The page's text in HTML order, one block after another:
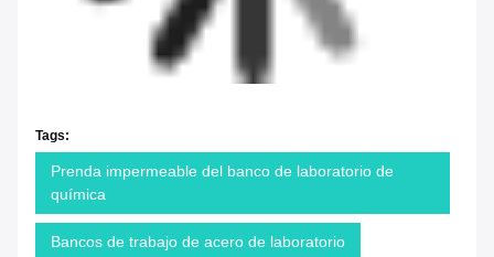
Tags:
Prenda impermeable del banco de laboratorio de
química
Bancos de trabajo de acero de laboratorio